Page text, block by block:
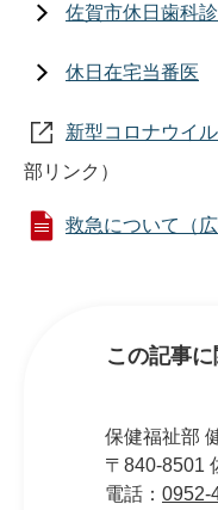
佐賀市休日歯科
休日在宅当番医
新型コロナウイ
部リンク）
救急について（
この記事
保健福祉部
〒840-8501
電話： 0952-